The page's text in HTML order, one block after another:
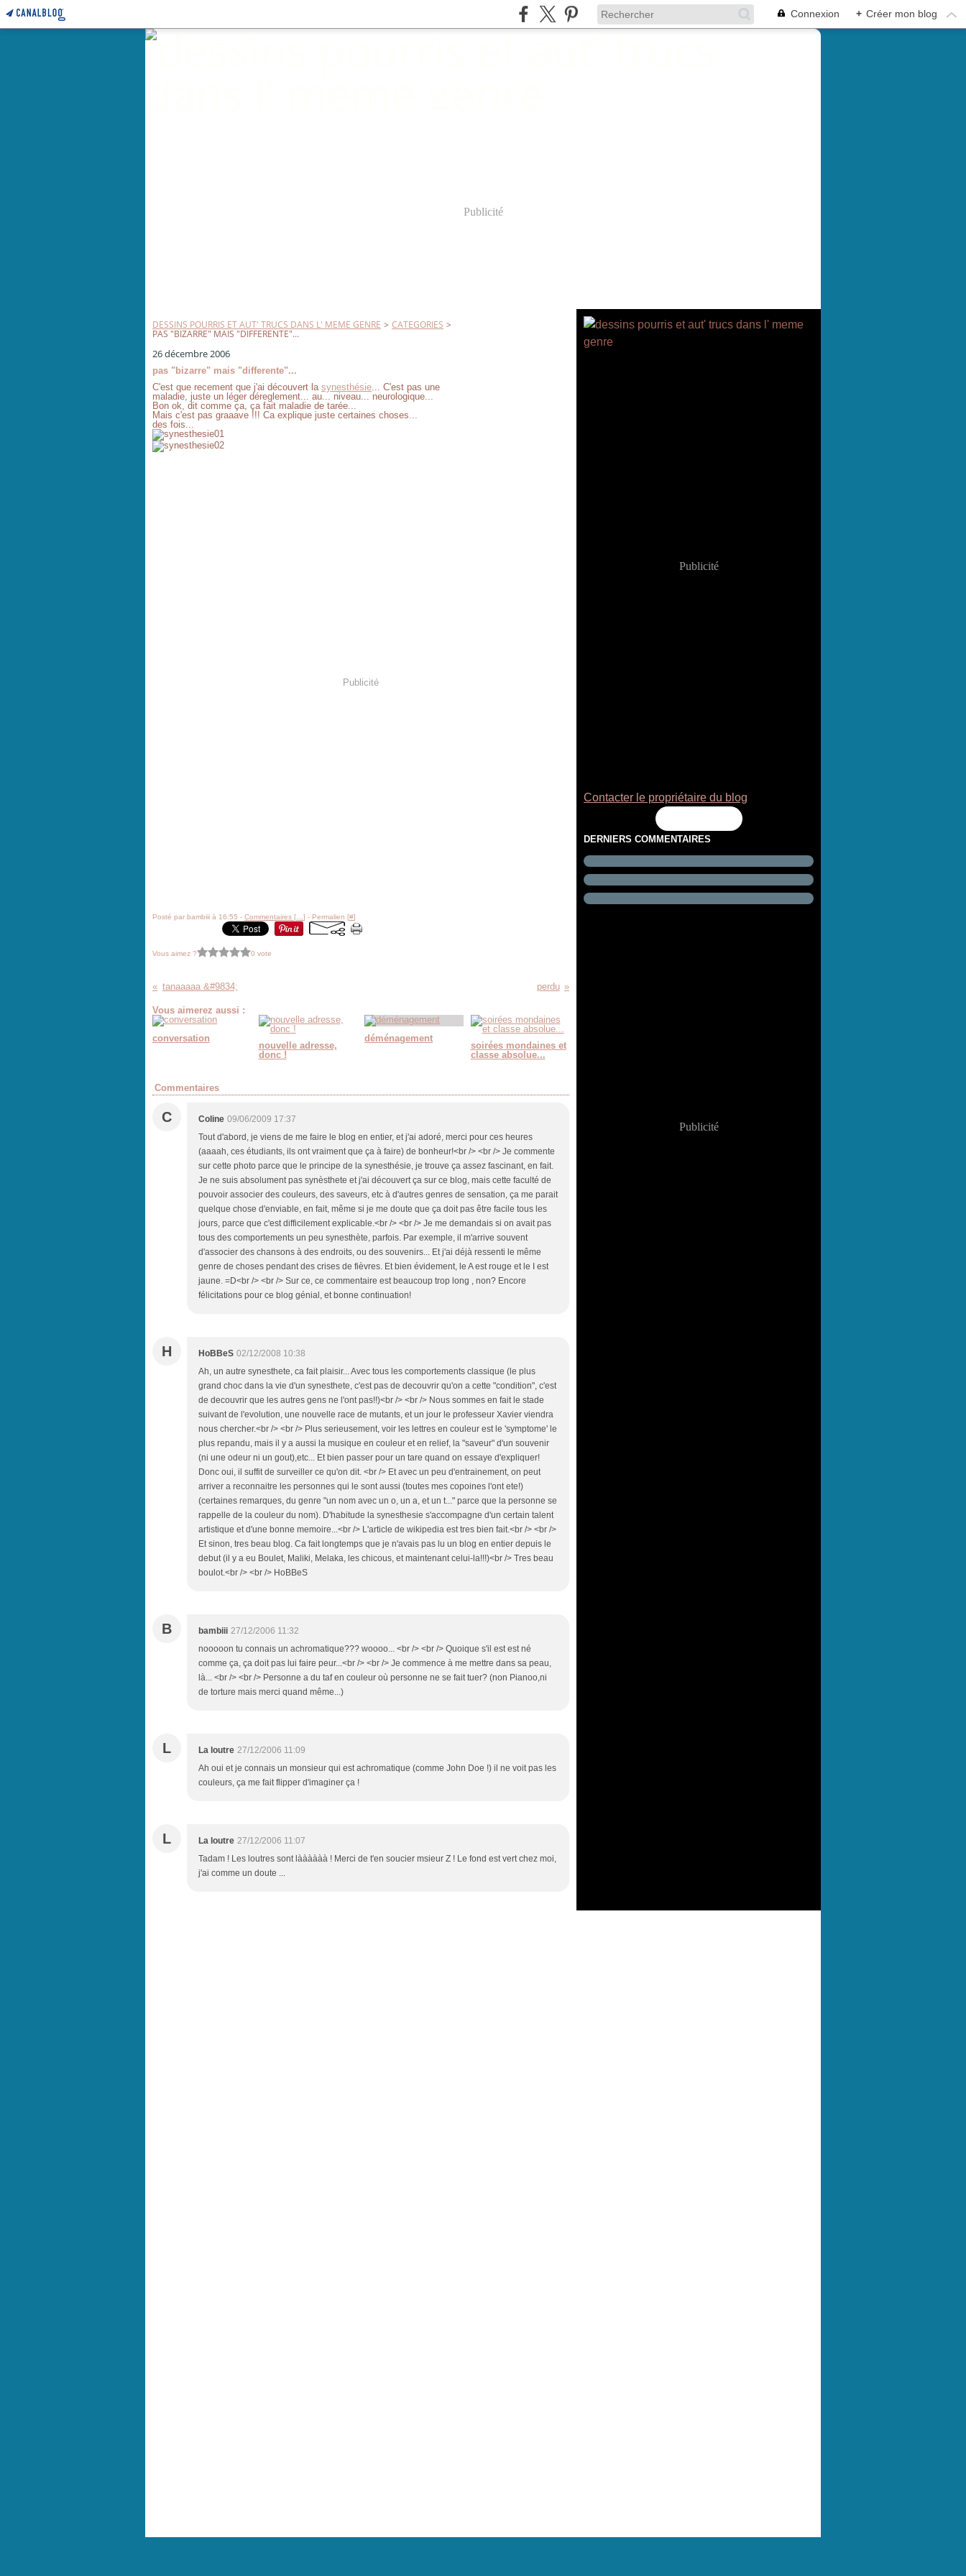
Connexion + Créer mon blog
Publicité
DESSINS POURRIS ET AUT' TRUCS DANS L' MEME GENRE > CATEGORIES >
PAS "BIZARRE" MAIS "DIFFERENTE"...
26 décembre 2006
pas "bizarre" mais "differente"...
C'est que recement que j'ai découvert la synesthésie... C'est pas une
maladie, juste un léger déreglement... au... niveau... neurologique...
Bon ok, dit comme ça, ça fait maladie de tarée...
Mais c'est pas graaave !!! Ca explique juste certaines choses...
des fois...
Publicité
Posté par bambiii à 16:55 - Commentaires [ ] - Permalien [#]
Vous aimez ? 0 vote
tanaaaaa &#9834; perdu
Vous aimerez aussi :
conversation
nouvelle adresse,
donc !
déménagement
soirées mondaines et
classe absolue...
Commentaires
C Coline 09/06/2009 17:37
Tout d'abord, je viens de me faire le blog en entier, et j'ai adoré, merci pour ces heures
(aaaah, ces étudiants, ils ont vraiment que ça à faire) de bonheur!<br /> <br /> Je commente
sur cette photo parce que le principe de la synesthésie, je trouve ça assez fascinant, en fait.
Je ne suis absolument pas synèsthete et j'ai découvert ça sur ce blog, mais cette faculté de
pouvoir associer des couleurs, des saveurs, etc à d'autres genres de sensation, ça me parait
quelque chose d'enviable, en fait, même si je me doute que ça doit pas être facile tous les
jours, parce que c'est difficilement explicable.<br /> <br /> Je me demandais si on avait pas
tous des comportements un peu synesthète, parfois. Par exemple, il m'arrive souvent
d'associer des chansons à des endroits, ou des souvenirs... Et j'ai déjà ressenti le même
genre de choses pendant des crises de fièvres. Et bien évidement, le A est rouge et le I est
jaune. =D<br /> <br /> Sur ce, ce commentaire est beaucoup trop long , non? Encore
félicitations pour ce blog génial, et bonne continuation!
H HoBBeS 02/12/2008 10:38
Ah, un autre synesthete, ca fait plaisir... Avec tous les comportements classique (le plus
grand choc dans la vie d'un synesthete, c'est pas de decouvrir qu'on a cette "condition", c'est
de decouvrir que les autres gens ne l'ont pas!!)<br /> <br /> Nous sommes en fait le stade
suivant de l'evolution, une nouvelle race de mutants, et un jour le professeur Xavier viendra
nous chercher.<br /> <br /> Plus serieusement, voir les lettres en couleur est le 'symptome' le
plus repandu, mais il y a aussi la musique en couleur et en relief, la "saveur" d'un souvenir
(ni une odeur ni un gout),etc... Et bien passer pour un tare quand on essaye d'expliquer!
Donc oui, il suffit de surveiller ce qu'on dit. <br /> Et avec un peu d'entrainement, on peut
arriver a reconnaitre les personnes qui le sont aussi (toutes mes copoines l'ont ete!)
(certaines remarques, du genre "un nom avec un o, un a, et un t..." parce que la personne se
rappelle de la couleur du nom). D'habitude la synesthesie s'accompagne d'un certain talent
artistique et d'une bonne memoire...<br /> L'article de wikipedia est tres bien fait.<br /> <br />
Et sinon, tres beau blog. Ca fait longtemps que je n'avais pas lu un blog en entier depuis le
debut (il y a eu Boulet, Maliki, Melaka, les chicous, et maintenant celui-la!!!)<br /> Tres beau
boulot.<br /> <br /> HoBBeS
B bambiii 27/12/2006 11:32
nooooon tu connais un achromatique??? woooo... <br /> <br /> Quoique s'il est est né
comme ça, ça doit pas lui faire peur...<br /> <br /> Je commence à me mettre dans sa peau,
là... <br /> <br /> Personne a du taf en couleur où personne ne se fait tuer? (non Pianoo,ni
de torture mais merci quand même...)
L La loutre 27/12/2006 11:09
Ah oui et je connais un monsieur qui est achromatique (comme John Doe !) il ne voit pas les
couleurs, ça me fait flipper d'imaginer ça !
L La loutre 27/12/2006 11:07
Tadam ! Les loutres sont làààààà ! Merci de t'en soucier msieur Z ! Le fond est vert chez moi,
j'ai comme un doute ...
Publicité
Contacter le propriétaire du blog
DERNIERS COMMENTAIRES
Publicité